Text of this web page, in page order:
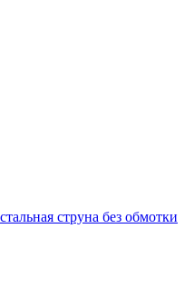
струна без обмотки